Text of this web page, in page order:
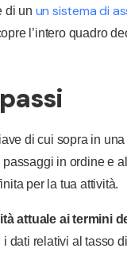
di un un sistema di
l’intero quadro
di cui sopra in
in ordine e
per la tua attività.
attuale ai termini
i dati relativi al tasso